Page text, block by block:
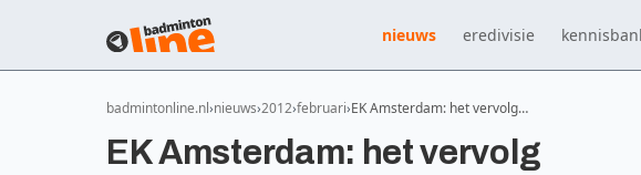
nieuws eredivisie
badmintonline.nl nieuws 2012 februari EK Amsterdam: het vervolg…
EK Amsterdam: het vervolg